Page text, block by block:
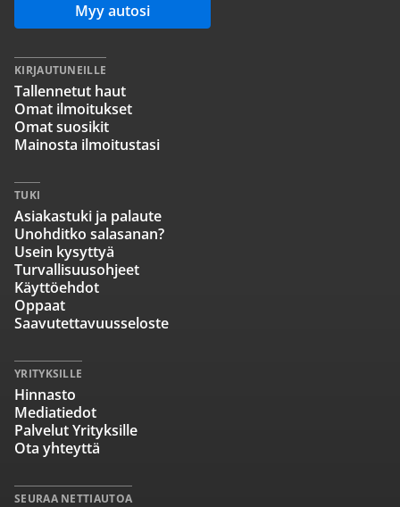
Myy autosi
SEURAA NETTIAUTOA
KIRJAUTUNEILLE
Tallennetut haut
Omat ilmoitukset
Omat suosikit
Mainosta ilmoitustasi
TUKI
Asiakastuki ja palaute
Unohditko salasanan?
Usein kysyttyä
Turvallisuusohjeet
Käyttöehdot
Oppaat
Saavutettavuusseloste
YRITYKSILLE
Hinnasto
Mediatiedot
Palvelut Yrityksille
Ota yhteyttä